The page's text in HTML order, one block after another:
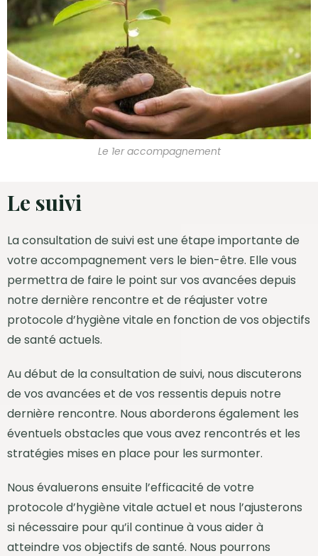
Le 1er accompagnement
Le suivi
La consultation de suivi est une étape importante de
votre accompagnement vers le bien-être. Elle vous
permettra de faire le point sur vos avancées depuis
notre dernière rencontre et de réajuster votre
protocole d’hygiène vitale en fonction de vos objectifs
de santé actuels.
Au début de la consultation de suivi, nous discuterons
de vos avancées et de vos ressentis depuis notre
dernière rencontre. Nous aborderons également les
éventuels obstacles que vous avez rencontrés et les
stratégies mises en place pour les surmonter.
Nous évaluerons ensuite l’efficacité de votre
protocole d’hygiène vitale actuel et nous l’ajusterons
si nécessaire pour qu’il continue à vous aider à
atteindre vos objectifs de santé. Nous pourrons